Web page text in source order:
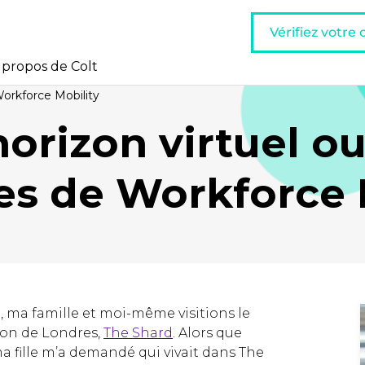
propos de Colt
Vérifiez votre
virtuel
de
Mobility
ma famille et moi-même visitions le
de Londres, The Shard. Alors que
fille m’a demandé qui vivait dans The